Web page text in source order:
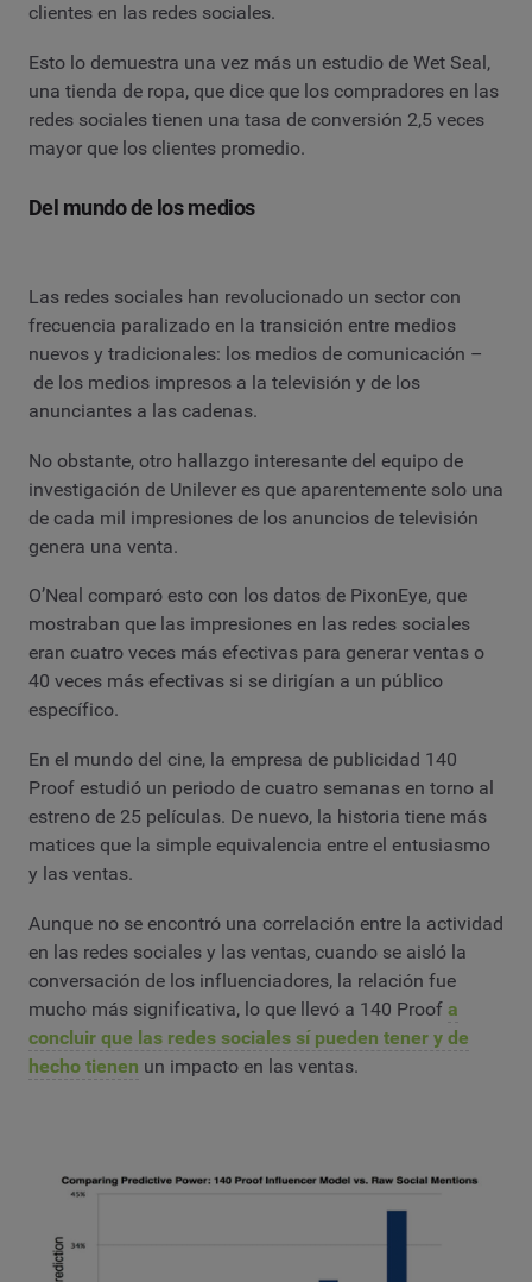
clientes en las redes sociales.
Esto lo demuestra una vez más un estudio de Wet Seal,
una tienda de ropa, que dice que los compradores en las
redes sociales tienen una tasa de conversión 2,5 veces
mayor que los clientes promedio.
Del mundo de los medios
Las redes sociales han revolucionado un sector con
frecuencia paralizado en la transición entre medios
nuevos y tradicionales: los medios de comunicación –
de los medios impresos a la televisión y de los
anunciantes a las cadenas.
No obstante, otro hallazgo interesante del equipo de
investigación de Unilever es que aparentemente solo una
de cada mil impresiones de los anuncios de televisión
genera una venta.
O’Neal comparó esto con los datos de PixonEye, que
mostraban que las impresiones en las redes sociales
eran cuatro veces más efectivas para generar ventas o
40 veces más efectivas si se dirigían a un público
específico.
En el mundo del cine, la empresa de publicidad 140
Proof estudió un periodo de cuatro semanas en torno al
estreno de 25 películas. De nuevo, la historia tiene más
matices que la simple equivalencia entre el entusiasmo
y las ventas.
Aunque no se encontró una correlación entre la actividad
en las redes sociales y las ventas, cuando se aisló la
conversación de los influenciadores, la relación fue
mucho más significativa, lo que llevó a 140 Proof a
concluir que las redes sociales sí pueden tener y de
hecho tienen un impacto en las ventas.